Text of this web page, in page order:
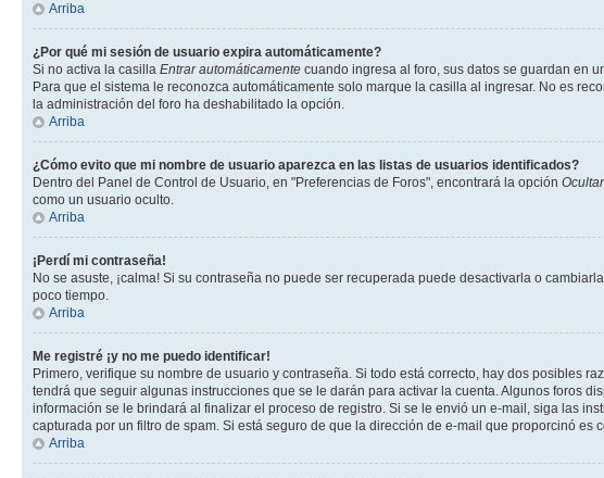
Arriba
¿Por qué mi sesión de usuario expira automáticamente?
Si no activa la casilla Entrar automáticamente cuando ingresa al foro, sus datos se guardan en
Para que el sistema le reconozca automáticamente solo marque la casilla al ingresar. No es
la administración del foro ha deshabilitado la opción.
Arriba
¿Cómo evito que mi nombre de usuario aparezca en las listas de usuarios identificados?
Dentro del Panel de Control de Usuario, en "Preferencias de Foros", encontrará la opción
como un usuario oculto.
Arriba
¡Perdí mi contraseña!
No se asuste, ¡calma! Si su contraseña no puede ser recuperada puede desactivarla o
poco tiempo.
Arriba
Me registré ¡y no me puedo identificar!
Primero, verifique su nombre de usuario y contraseña. Si todo está correcto, hay dos posibles
tendrá que seguir algunas instrucciones que se le darán para activar la cuenta. Algunos foros
información se le brindará al finalizar el proceso de registro. Si se le envió un e-mail, siga las
capturada por un filtro de spam. Si está seguro de que la dirección de e-mail que proporcinó es
Arriba